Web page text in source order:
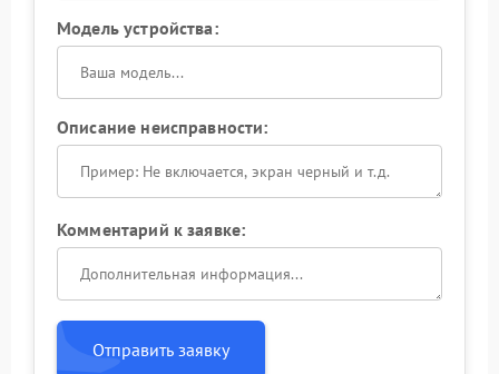
Модель устройства:
Описание неисправности:
Комментарий к заявке:
Отправить заявку